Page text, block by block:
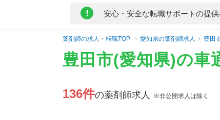
! 安心・安全な転職サポートの提供
薬剤師の求人・転職TOP 愛知県の薬剤師求人 豊田
豊田市(愛知県)の車
136件の薬剤師求人 ※非公開求人は除く